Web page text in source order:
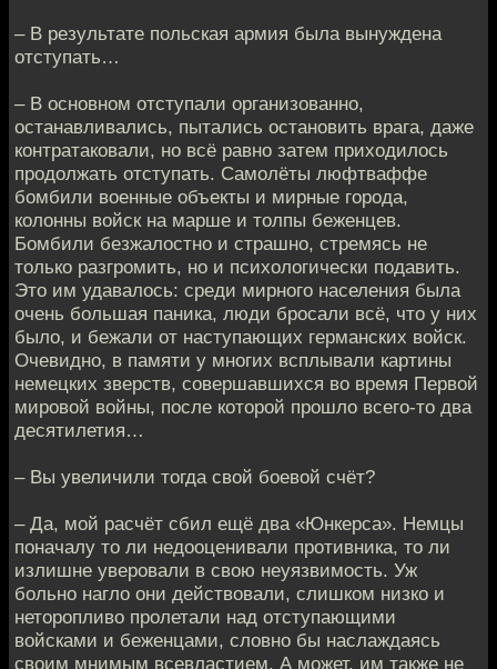
– В результате польская армия была вынуждена
отступать…
– В основном отступали организованно,
останавливались, пытались остановить врага, даже
контратаковали, но всё равно затем приходилось
продолжать отступать. Самолёты люфтваффе
бомбили военные объекты и мирные города,
колонны войск на марше и толпы беженцев.
Бомбили безжалостно и страшно, стремясь не
только разгромить, но и психологически подавить.
Это им удавалось: среди мирного населения была
очень большая паника, люди бросали всё, что у них
было, и бежали от наступающих германских войск.
Очевидно, в памяти у многих всплывали картины
немецких зверств, совершавшихся во время Первой
мировой войны, после которой прошло всего-то два
десятилетия…
– Вы увеличили тогда свой боевой счёт?
– Да, мой расчёт сбил ещё два «Юнкерса». Немцы
поначалу то ли недооценивали противника, то ли
излишне уверовали в свою неуязвимость. Уж
больно нагло они действовали, слишком низко и
неторопливо пролетали над отступающими
войсками и беженцами, словно бы наслаждаясь
своим мнимым всевластием. А может, им также не